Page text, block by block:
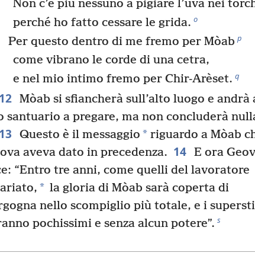
Non c’è più nessuno a pigiare l’uva nei
perché ho fatto cessare le grida. o
Per questo dentro di me fremo per Mòab p
come vibrano le corde di una cetra,
e nel mio intimo fremo per Chir-Arèset. q
12 Mòab si sfiancherà sull’alto luogo e andrà
santuario a pregare, ma non concluderà
13 Questo è il messaggio *riguardo a Mòab
aveva dato in precedenza. 14 E ora
“Entro tre anni, come quelli del lavoratore
* la gloria di Mòab sarà coperta di
nello scompiglio più totale, e i
pochissimi e senza alcun potere”. s